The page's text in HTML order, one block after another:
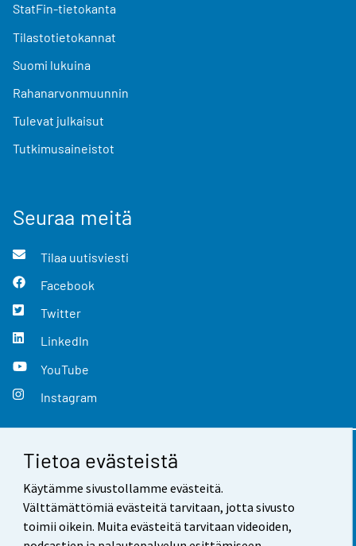
Tietoa evästeistä
Käytämme sivustollamme evästeitä.
Välttämättömiä evästeitä tarvitaan, jotta sivusto
toimii oikein. Muita evästeitä tarvitaan videoiden,
StatFin-tietokanta
Tilastotietokannat
Suomi lukuina
Rahanarvonmuunnin
Tulevat julkaisut
Tutkimusaineistot
Seuraa meitä
Tilaa uutisviesti
Facebook
Twitter
LinkedIn
YouTube
Instagram
Yhteystiedot
Palaute
Käyttöehdot